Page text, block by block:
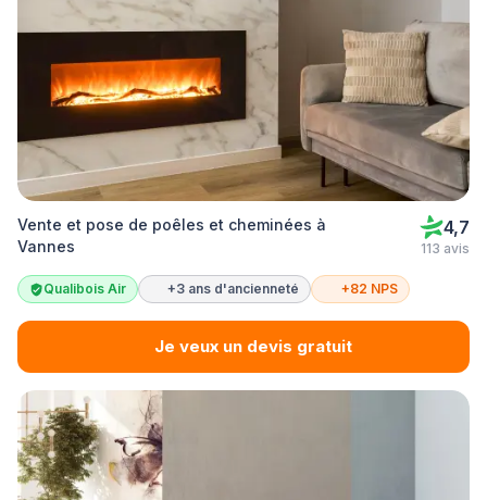
Vente et pose de poêles et cheminées à
Vannes
4,7
113 avis
Qualibois Air +3 ans d'ancienneté +82 NPS
Je veux un devis gratuit